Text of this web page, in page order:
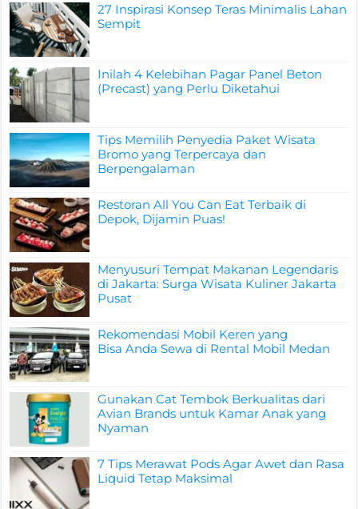
27 Inspirasi Konsep Teras Minimalis Lahan
Sempit
Inilah 4 Kelebihan Pagar Panel Beton
(Precast) yang Perlu Diketahui
Tips Memilih Penyedia Paket Wisata
Bromo yang Terpercaya dan
Berpengalaman
Restoran All You Can Eat Terbaik di
Depok, Dijamin Puas!
Menyusuri Tempat Makanan Legendaris
di Jakarta: Surga Wisata Kuliner Jakarta
Pusat
Rekomendasi Mobil Keren yang
Bisa Anda Sewa di Rental Mobil Medan
Gunakan Cat Tembok Berkualitas dari
Avian Brands untuk Kamar Anak yang
Nyaman
7 Tips Merawat Pods Agar Awet dan Rasa
Liquid Tetap Maksimal